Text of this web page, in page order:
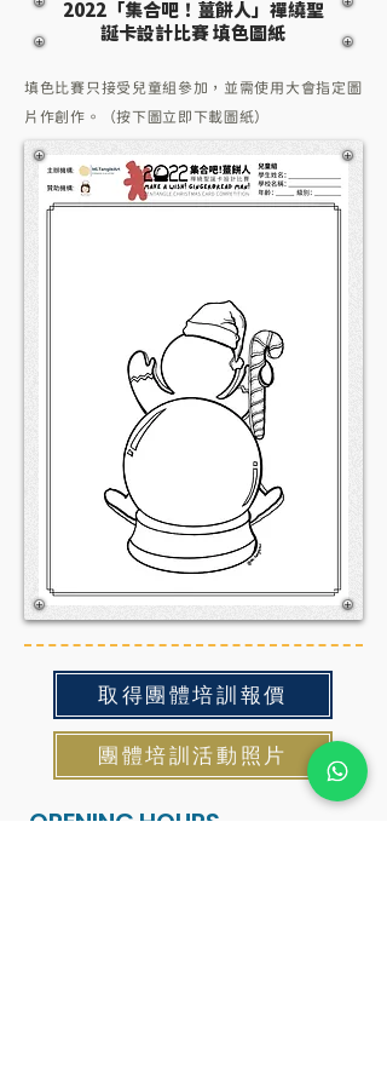
2022「集合吧！薑餅人」禪繞聖
誕卡設計比賽 填色圖紙
填色比賽只接受兒童組參加，並需使用大會指定圖
片作創作。（按下圖立即下載圖紙）
取得團體培訓報價
團體培訓活動照片
OPENING HOURS